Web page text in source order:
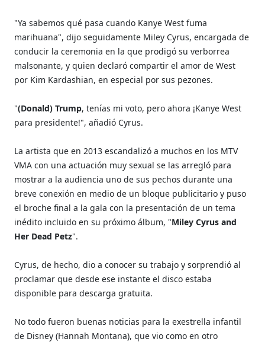
"Ya sabemos qué pasa cuando Kanye West fuma
marihuana", dijo seguidamente Miley Cyrus, encargada de
conducir la ceremonia en la que prodigó su verborrea
malsonante, y quien declaró compartir el amor de West
por Kim Kardashian, en especial por sus pezones.
"(Donald) Trump, tenías mi voto, pero ahora ¡Kanye West
para presidente!", añadió Cyrus.
La artista que en 2013 escandalizó a muchos en los MTV
VMA con una actuación muy sexual se las arregló para
mostrar a la audiencia uno de sus pechos durante una
breve conexión en medio de un bloque publicitario y puso
el broche final a la gala con la presentación de un tema
inédito incluido en su próximo álbum, "Miley Cyrus and
Her Dead Petz".
Cyrus, de hecho, dio a conocer su trabajo y sorprendió al
proclamar que desde ese instante el disco estaba
disponible para descarga gratuita.
No todo fueron buenas noticias para la exestrella infantil
de Disney (Hannah Montana), que vio como en otro